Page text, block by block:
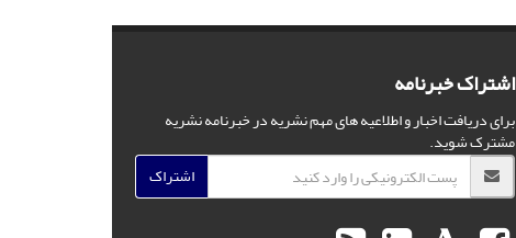
اشتراک خبرنامه
برای دریافت اخبار و اطلاعیه های مهم نشریه در خبرنامه نشریه
مشترک شوید.
اشتراک